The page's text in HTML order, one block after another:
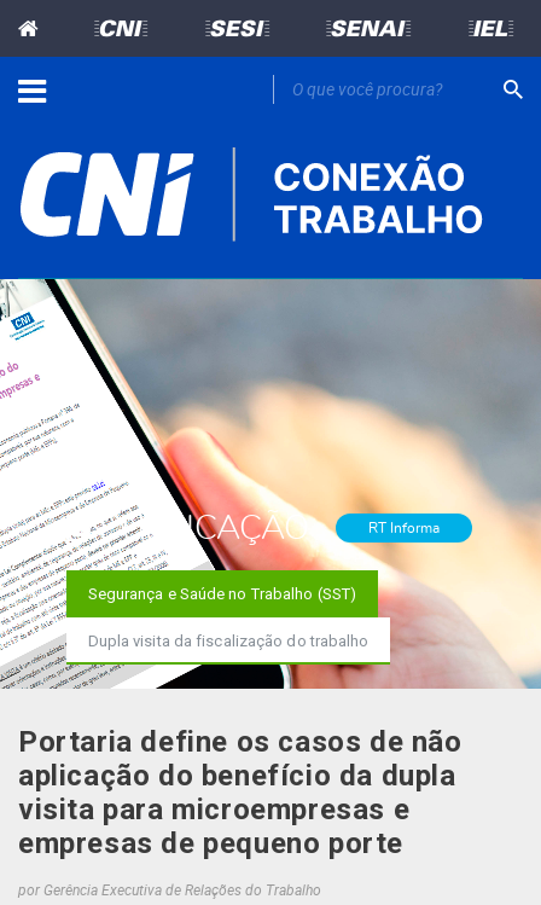
=CNI= =SESI= =SENAI= =IEL=
PUBLICAÇÃO RT Informa
Segurança e Saúde no Trabalho (SST)
Dupla visita da fiscalização do trabalho
Portaria define os casos de não
aplicação do benefício da dupla
visita para microempresas e
empresas de pequeno porte
por Gerência Executiva de Relações do Trabalho